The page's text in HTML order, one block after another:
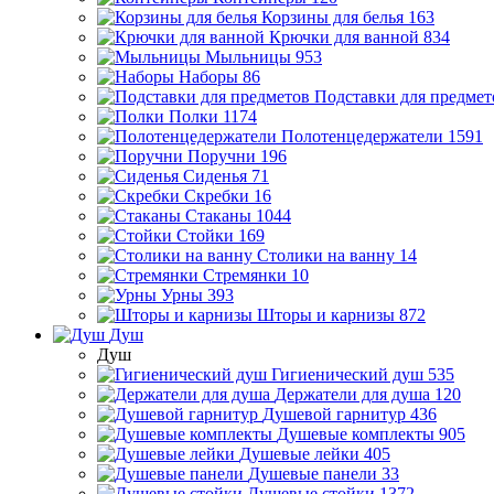
Корзины для белья 163
Крючки для ванной 834
Мыльницы 953
Наборы 86
Подставки для
Полки 1174
Полотенцедержатели 1591
Поручни 196
Сиденья 71
Скребки 16
Стаканы 1044
Стойки 169
Столики на ванну 14
Стремянки 10
Урны 393
Шторы и карнизы 872
Душ
Душ
Гигиенический душ 535
Держатели для душа 120
Душевой гарнитур 436
Душевые комплекты 905
Душевые лейки 405
Душевые панели 33